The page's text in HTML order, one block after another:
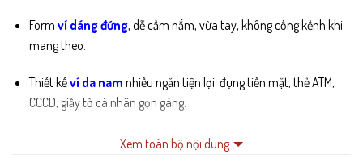
Form ví dáng đứng, dễ cầm nắm, vừa tay, không cồng kềnh khi
mang theo.
Thiết kếví da nam nhiều ngăn tiện lợi: đựng tiền mặt, thẻ ATM,
CCCD, giấy tờ cá nhân gọn gàng.
Đường may tinh xảo, chỉ đều – chắc – bền đẹp theo thời gian.
Xem toàn bộ nội dung